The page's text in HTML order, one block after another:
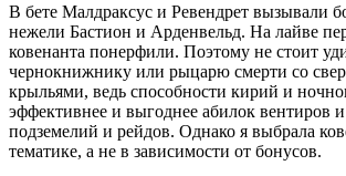
В бете Малдраксус и Ревендрет вызывали
нежели Бастион и Арденвельд. На лайве
ковенанта понерфили. Поэтому не стоит
чернокнижнику или рыцарю смерти со
крыльями, ведь способности кирий и
эффективнее и выгоднее абилок вентиров
подземелий и рейдов. Однако я выбрала
тематике, а не в зависимости от бонусов.